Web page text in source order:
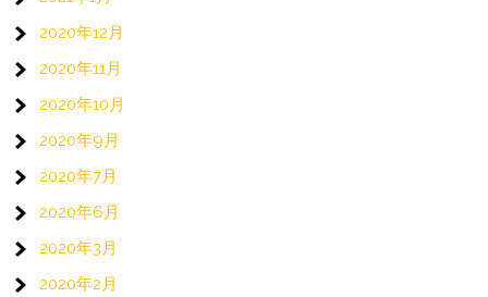
2020年12月
2020年11月
2020年10月
2020年9月
2020年7月
2020年6月
2020年3月
2020年2月